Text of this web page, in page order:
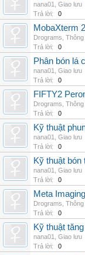
nana01
Giao lưu
Trả lời:
0
MobaXterm
Drograms
Trả lời:
0
Phân bón lá
nana01
Giao lưu
Trả lời:
0
FIFTY2
Drograms
Trả lời:
0
Kỹ thuật
nana01
Giao lưu
Trả lời:
0
Kỹ thuật
nana01
Giao lưu
Trả lời:
0
Meta
Drograms
Trả lời:
0
Kỹ thuật
nana01
Giao lưu
Trả lời:
0